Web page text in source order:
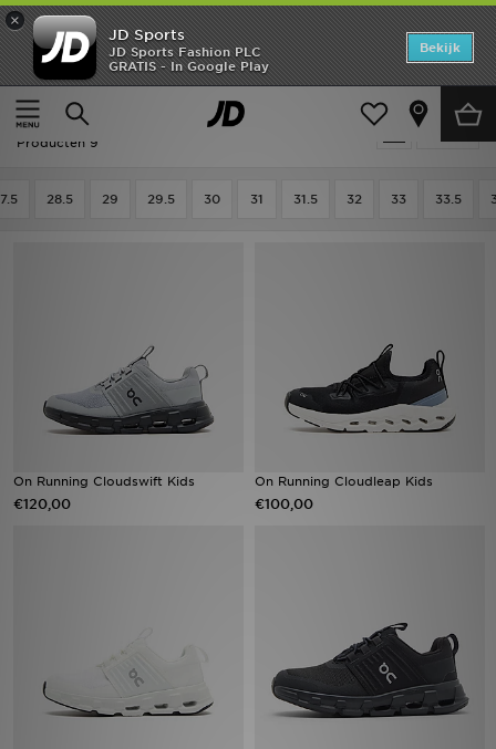
×
JD Sports
JD Sports Fashion PLC
GRATIS - In Google Play
Bekijk
Thuis
Kids Kinderschoenen (Maten 28-35) Sportschoenen
Kids - On Running Sportschoenen
Producten 9
28.5 29 29.5 30 31 31.5 32 33 33.5
On Running Cloudswift Kids
€120,00
On Running Cloudleap Kids
€100,00
Home
Offers
New In
Voetbal
Klantenservice